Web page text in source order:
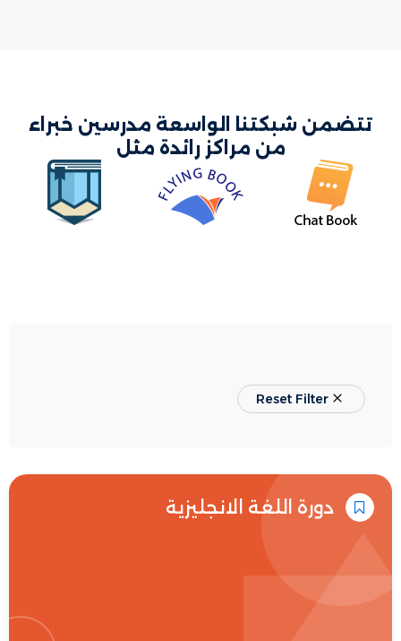
تتضمن شبكتنا الواسعة مدرسين خبراء
من مراكز رائدة مثل
Reset Filter
دورة اللغة الانجليزية